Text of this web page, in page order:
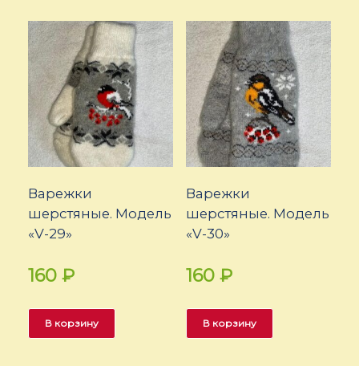
Варежки
шерстяные. Модель
«V-29»
160 ₽
В корзину
Варежки
шерстяные. Модель
«V-30»
160 ₽
В корзину